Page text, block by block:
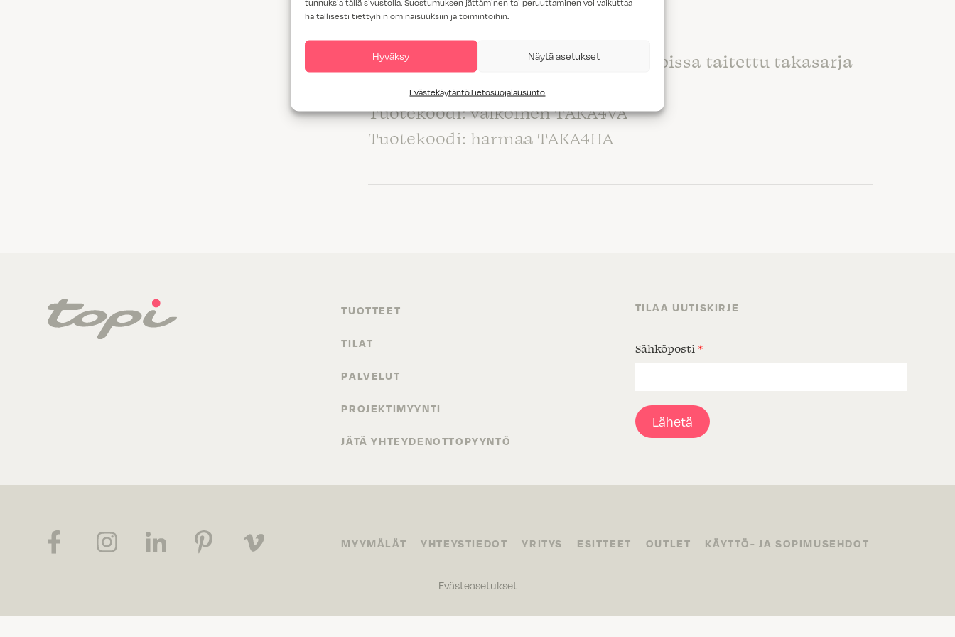
haitallisesti tiettyihin ominaisuuksiin ja toimintoihin.
Hyväksy Näytä asetukset
EvästekäytäntöTietosuojalausunto
Tuotekoodi: harmaa TAKA35HA
Jakaja 400 mm syviin laatikoihin, joissa taitettu takasarja
koko: 92 mm x 373 mm x 60 mm
Tuotekoodi: valkoinen TAKA4VA
Tuotekoodi: harmaa TAKA4HA
TUOTTEET
TILAT
PALVELUT
PROJEKTIMYYNTI
JÄTÄ YHTEYDENOTTOPYYNTÖ
TILAA UUTISKIRJE
Sähköposti *
Lähetä
MYYMÄLÄT YHTEYSTIEDOT YRITYS ESITTEET OUTLET KÄYTTÖ- JA SOPIMUSEHDOT
Evästeasetukset